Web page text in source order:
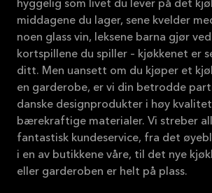
Få
Se mer
hyggelig som livet du lever på det
middagene du lager, sene kvelder
noen glass vin, leksene barna gjør
kortspillene du spiller – kjøkkenet er
ditt. Men uansett om du kjøper et
en garderobe, er vi din betrodde
danske designprodukter i høy
bærekraftige materialer. Vi streber
fantastisk kundeservice, fra det
i en av butikkene våre, til det nye
eller garderoben er helt på plass.